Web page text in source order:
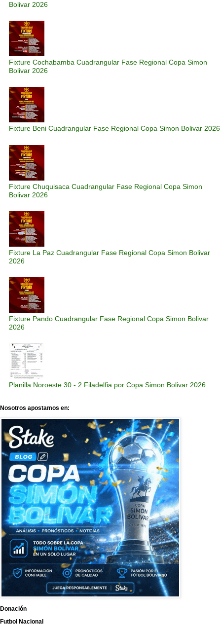
Bolivar 2026
Fixture Cochabamba Cuadrangular Fase Regional Copa Simon
Bolivar 2026
Fixture Beni Cuadrangular Fase Regional Copa Simon Bolivar 2026
Fixture Chuquisaca Cuadrangular Fase Regional Copa Simon
Bolivar 2026
Fixture La Paz Cuadrangular Fase Regional Copa Simon Bolivar
2026
Fixture Pando Cuadrangular Fase Regional Copa Simon Bolivar
2026
Planilla Noroeste 30 - 2 Filadelfia por Copa Simon Bolivar 2026
Nosotros apostamos en:
Donación
Futbol Nacional